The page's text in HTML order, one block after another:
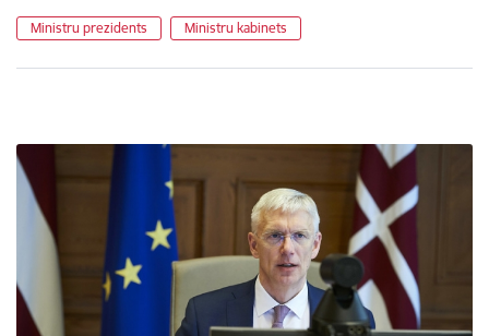
Ministru prezidents Ministru kabinets